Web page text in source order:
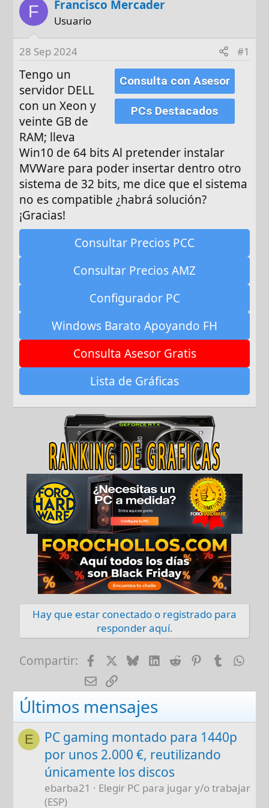
t
r
c
e
n
i
c
F Francisco Mercader
Usuario
28 Sep 2024 #1
Consulta con Asesor
PCs Destacados
Tengo un
servidor DELL
con un Xeon y
veinte GB de
RAM; lleva
Win10 de 64 bits Al pretender instalar
MVWare para poder insertar dentro otro
sistema de 32 bits, me dice que el sistema
no es compatible ¿habrá solución?
¡Gracias!
Consultar Precios PCC
Consultar Precios AMZ
Configurador PC
Windows Barato Apoyando FH
Consulta Asesor Gratis
Lista de Gráficas
Hay que estar conectado o registrado para
responder aquí.
Compartir: FacebookBlueskyLinkedIn
RedditPinterest
Tumblr
E-mailEnlace
Últimos mensajes
E
PC gaming montado para 1440p
por unos 2.000 €, reutilizando
únicamente los discos
ebarba21
Elegir PC para jugar y/o trabajar
(ESP)